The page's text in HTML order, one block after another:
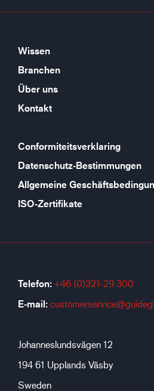
Wissen
Branchen
Über uns
Kontakt
Conformiteitsverklaring
Datenschutz-Bestimmungen
Allgemeine
ISO-Zertifikate
Telefon: +46 (0)321-29 300
E-mail:
Johanneslundsvägen 12
194 61 Upplands Väsby
Sweden